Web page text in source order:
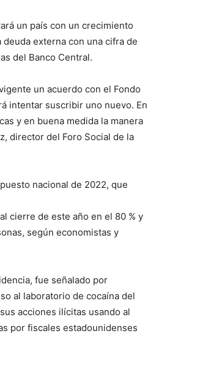
un país con un crecimiento
externa con una cifra de
del Banco Central.
un acuerdo con el Fondo
intentar suscribir uno nuevo. En
y en buena medida la manera
director del Foro Social de la
nacional de 2022, que
cierre de este año en el 80 % y
según economistas y
fue señalado por
al laboratorio de cocaína del
acciones ilícitas usando al
por fiscales estadounidenses